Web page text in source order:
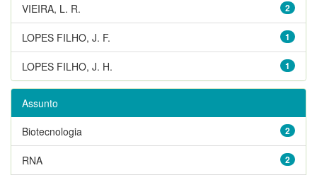
2
VIEIRA, L. R.
1
LOPES FILHO, J. F.
1
LOPES FILHO, J. H.
Assunto
2
Biotecnologia
2
RNA